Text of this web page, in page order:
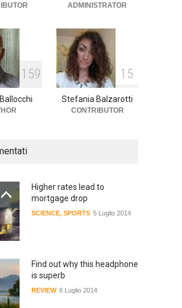
ADMINISTRATOR
159 15
Stefania Balzarotti
CONTRIBUTOR
Higher rates lead to
mortgage drop
SCIENCE, SPORTS 5 Luglio 2014
Find out why this headphone
is superb
REVIEW 6 Luglio 2014